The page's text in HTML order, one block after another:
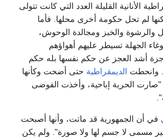
الأنانية القليلة العدد التي كانت تتولى
لم تحل حكومة أخرى محلها. فأما
والرشوة والخبز ومجالدة الوحوش،
الجهلة تسيطر عليهم أهواؤهم
أشد العجز عن حكم نفسها بله حكم
وانحطت الديمقراطية حتى أضحت وكأنها
"صارت الحرية إباحية، وأخذت الفوضى
في أن الجمهورية قد ماتت، وأنها أصبحت
مسمى لا جسم لها ولا صورة". ولم يكن